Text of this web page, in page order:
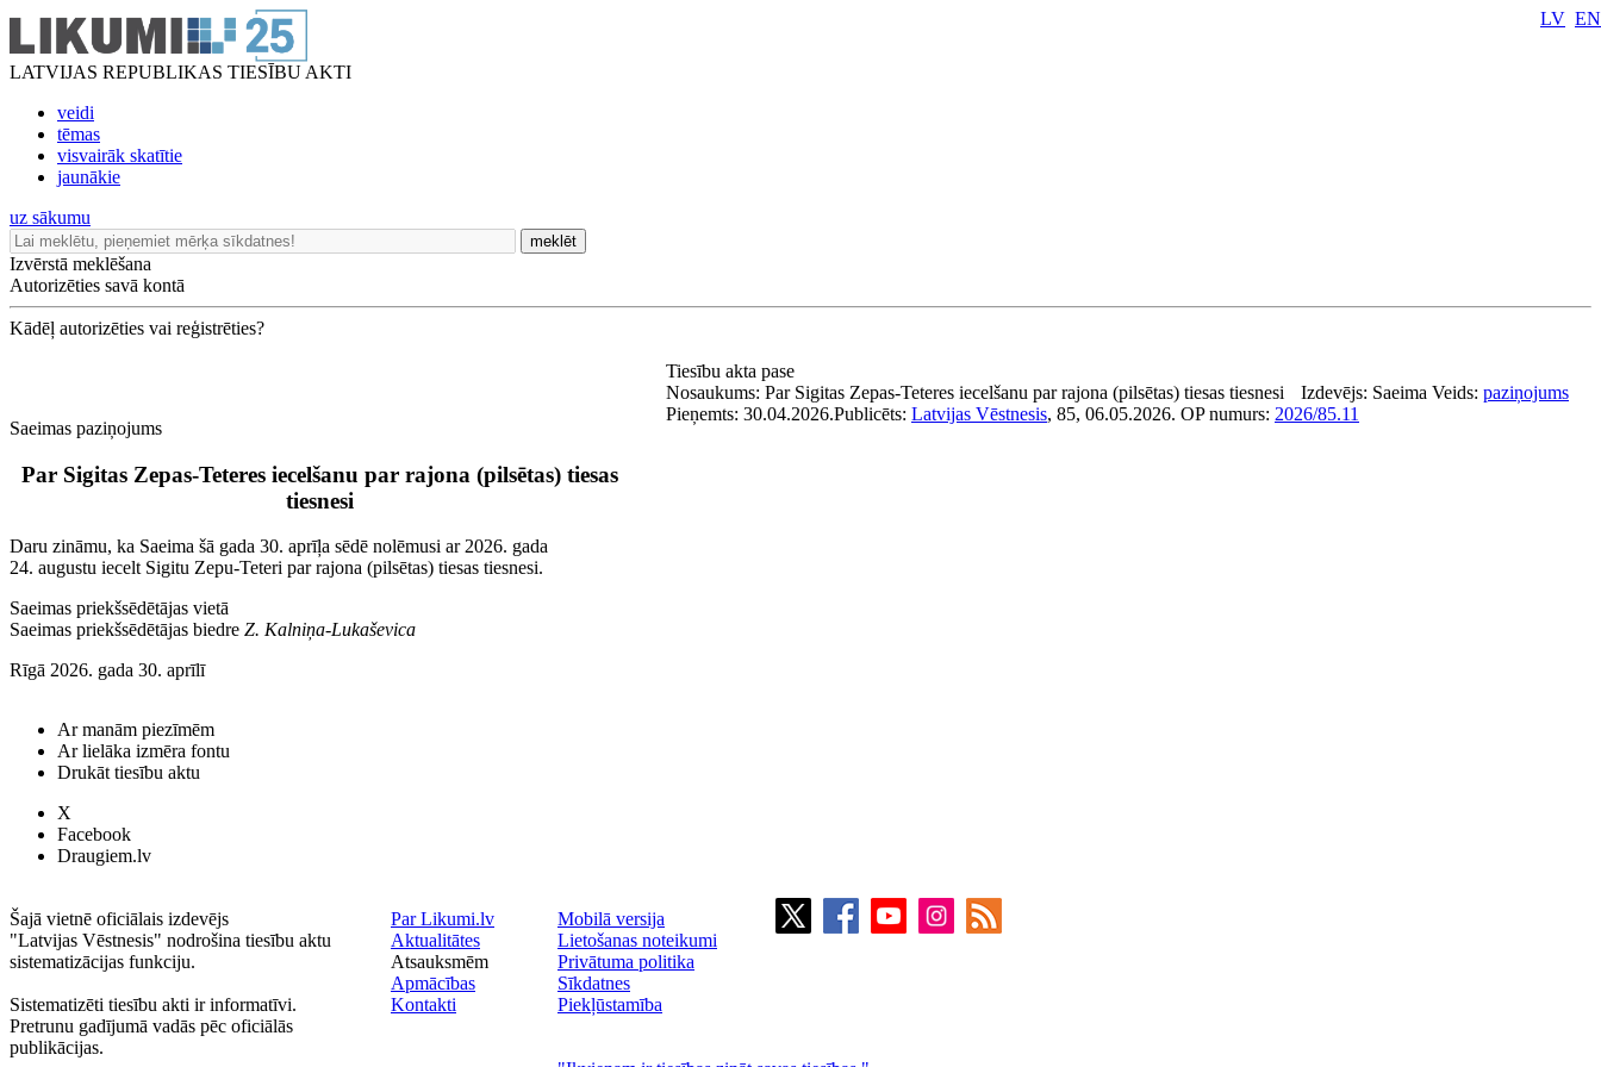
LATVIJAS REPUBLIKAS TIESĪBU AKTI
veidi
tēmas
visvairāk skatītie
jaunākie
LV EN
uz sākumu
meklēt
Izvērstā meklēšana
Autorizēties savā kontā
Kādēļ autorizēties vai reģistrēties?
Saeimas paziņojums
Par Sigitas Zepas-Teteres iecelšanu par rajona (pilsētas) tiesas
tiesnesi
Daru zināmu, ka Saeima šā gada 30. aprīļa sēdē nolēmusi ar 2026. gada
24. augustu iecelt Sigitu Zepu-Teteri par rajona (pilsētas) tiesas tiesnesi.
Saeimas priekšsēdētājas vietā
Saeimas priekšsēdētājas biedre Z. Kalniņa-Lukaševica
Rīgā 2026. gada 30. aprīlī
Tiesību akta pase
Nosaukums: Par Sigitas Zepas-Teteres iecelšanu par rajona (pilsētas) tiesas tiesnesi Izdevējs: Saeima Veids: paziņojums
Pieņemts: 30.04.2026.Publicēts: Latvijas Vēstnesis, 85, 06.05.2026. OP numurs: 2026/85.11
Ar manām piezīmēm
Ar lielāka izmēra fontu
Drukāt tiesību aktu
X
Facebook
Draugiem.lv
Šajā vietnē oficiālais izdevējs
"Latvijas Vēstnesis" nodrošina tiesību aktu
sistematizācijas funkciju.
Sistematizēti tiesību akti ir informatīvi.
Pretrunu gadījumā vadās pēc oficiālās
publikācijas.
Par Likumi.lv
Aktualitātes
Atsauksmēm
Apmācības
Kontakti
Mobilā versija
Lietošanas noteikumi
Privātuma politika
Sīkdatnes
Piekļūstamība